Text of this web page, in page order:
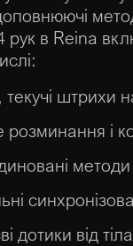
в Reina
текучі штрихи
розминання і
дотики від